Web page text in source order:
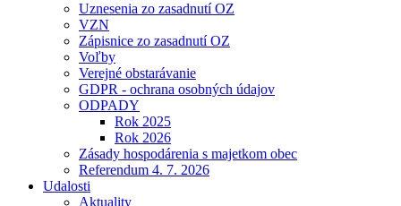
Uznesenia zo zasadnutí OZ
VZN
Zápisnice zo zasadnutí OZ
Voľby
Verejné obstarávanie
GDPR - ochrana osobných údajov
ODPADY
Rok 2025
Rok 2026
Zásady hospodárenia s majetkom obec
Referendum 4. 7. 2026
Udalosti
Aktuality